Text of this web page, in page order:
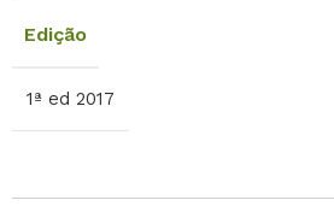
Edição
1ª ed 2017